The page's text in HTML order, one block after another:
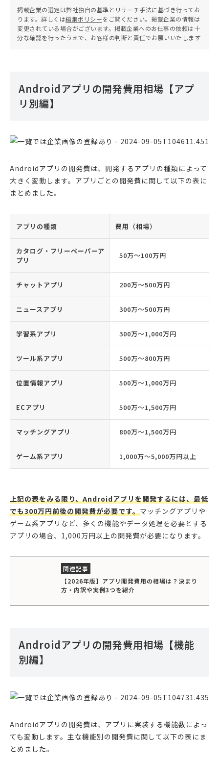
掲載企業の選定は弊社独自の基準とリサーチ手法に基づき行ってお
ります。詳しくは編集ポリシーをご覧ください。掲載企業の情報は
変更されている場合がございます。掲載企業へのお仕事の依頼は十
分な確認を行ったうえで、お客様の判断と責任でお願いいたします
Androidアプリの開発費用相場【アプ
リ別編】
Androidアプリの開発費は、開発するアプリの種類によって
大きく変動します。アプリごとの開発費に関して以下の表に
まとめました。
アプリの種類 費用（相場）
カタログ・フリーペーパーア
プリ
50万〜100万円
チャットアプリ 200万〜500万円
ニュースアプリ 300万〜500万円
学習系アプリ 300万〜1,000万円
ツール系アプリ 500万〜800万円
位置情報アプリ 500万〜1,000万円
ECアプリ 500万〜1,500万円
マッチングアプリ 800万〜1,500万円
ゲーム系アプリ 1,000万〜5,000万円以上
上記の表をみる限り、Androidアプリを開発するには、最低
でも300万円前後の開発費が必要です。マッチングアプリや
ゲーム系アプリなど、多くの機能やデータ処理を必要とする
アプリの場合、1,000万円以上の開発費が必要になります。
【2026年版】アプリ開発費用の相場は？決まり
方・内訳や実例3つを紹介
Androidアプリの開発費用相場【機能
別編】
Androidアプリの開発費は、アプリに実装する機能数によっ
ても変動します。主な機能別の開発費に関して以下の表にま
とめました。